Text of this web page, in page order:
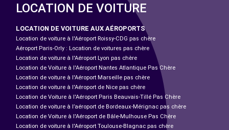
LOCATION DE VOITURE
LOCATION DE VOITURE AUX AÉROPORTS
Location de voiture à l'Aéroport Roissy-CDG pas chère
Aéroport Paris-Orly : Location de voitures pas chère
Location de voiture à l'Aéroport Lyon pas chère
Location de Voiture à l'Aéroport Nantes Atlantique Pas Chère
Location de voiture à l'Aéroport Marseille pas chère
Location de voiture à l'Aéroport de Nice pas chère
Location de Voiture à l'Aéroport Paris Beauvais-Tillé Pas Chère
Location de voiture à l’aéroport de Bordeaux-Mérignac pas chère
Location de Voiture à l'Aéroport de Bâle-Mulhouse Pas Chère
Location de voiture à l'Aéroport Toulouse-Blagnac pas chère